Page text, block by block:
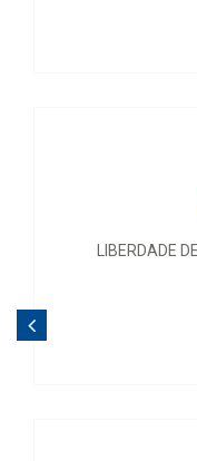
LIBERDADE